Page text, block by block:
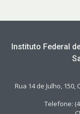
Instituto Federal
Rua 14 de Julho, 150,
Telefone: